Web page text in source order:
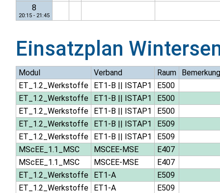
8
20:15 - 21:45
Einsatzplan
Modul Verband Raum
Bemerkung
ET_1.2_Werkstoffe
ET1-B || ISTAP1
E500
ET_1.2_Werkstoffe
ET1-B || ISTAP1
E500
ET_1.2_Werkstoffe
ET1-B || ISTAP1
E500
ET_1.2_Werkstoffe
ET1-B || ISTAP1
E509
ET_1.2_Werkstoffe
ET1-B || ISTAP1
E509
MScEE_1.1_MSC
MSCEE-MSE
E407
MScEE_1.1_MSC
MSCEE-MSE
E407
ET_1.2_Werkstoffe
ET1-A
E509
ET_1.2_Werkstoffe
ET1-A
E509